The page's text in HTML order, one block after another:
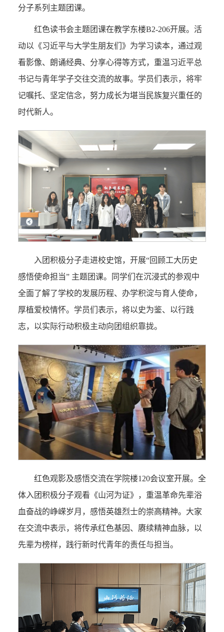
分子系列主题团课。
红色读书会主题团课在教学东楼B2-206开展。活
动以《习近平与大学生朋友们》为学习读本，通过观
看影像、朗诵经典、分享心得等方式，重温习近平总
书记与青年学子交往交流的故事。学员们表示，将牢
记嘱托、坚定信念，努力成长为堪当民族复兴重任的
时代新人。
入团积极分子走进校史馆，开展“回顾工大历史
感悟使命担当” 主题团课。同学们在沉浸式的参观中
全面了解了学校的发展历程、办学积淀与育人使命，
厚植爱校情怀。学员们表示，将以史为鉴、以行践
志，以实际行动积极主动向团组织靠拢。
红色观影及感悟交流在学院楼120会议室开展。全
体入团积极分子观看《山河为证》，重温革命先辈浴
血奋战的峥嵘岁月，感悟英雄烈士的崇高精神。大家
在交流中表示，将传承红色基因、赓续精神血脉，以
先辈为榜样，践行新时代青年的责任与担当。